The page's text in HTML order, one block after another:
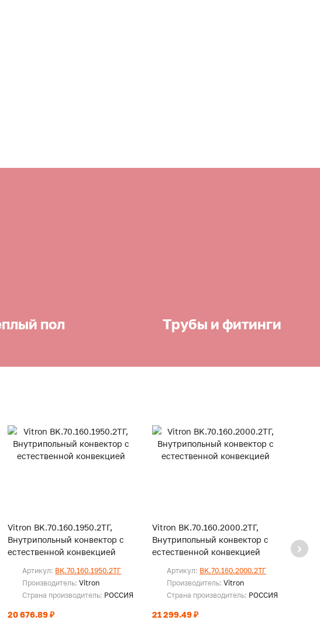
пол Трубы и фитинги
Vitron BK.70.160.1950.2ТГ,
Внутрипольный конвектор с
естественной конвекцией
Артикул: BK.70.160.1950.2ТГ
Производитель:Vitron
Страна производитель: РОССИЯ
20 676.89 ₽
Vitron BK.70.160.2000.2ТГ,
Внутрипольный конвектор с
естественной конвекцией
Артикул: BK.70.160.2000.2ТГ
Производитель:Vitron
Страна производитель: РОССИЯ
21 299.49 ₽